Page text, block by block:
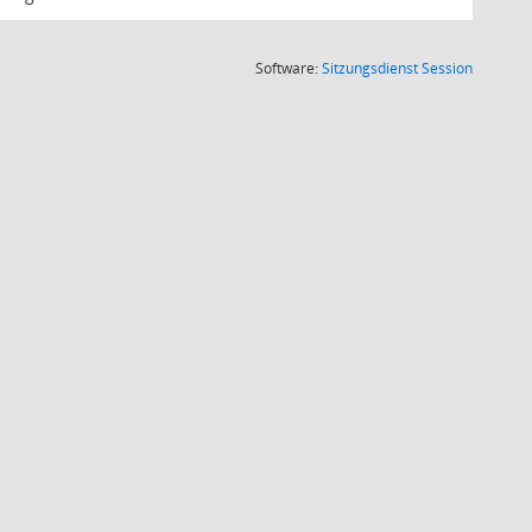
Software:SitzungsdienstSession(Wird in